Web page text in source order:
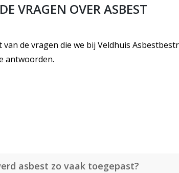
VRAGEN OVER ASBEST
van de vragen die we bij Veldhuis
antwoorden.
asbest zo vaak toegepast?